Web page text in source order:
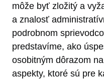
môže byť zložitý a
a znalosť
podrobnom
predstavíme, ako
osobitným dôrazom
aspekty, ktoré sú pre